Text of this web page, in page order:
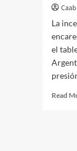
Caab
La
el
Read